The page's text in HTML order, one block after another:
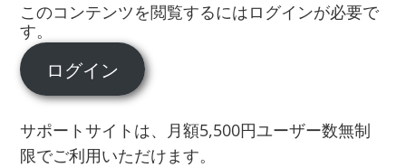
このコンテンツを閲覧するにはログインが必要で
す。
ログイン
サポートサイトは、月額5,500円ユーザー数無制
限でご利用いただけます。